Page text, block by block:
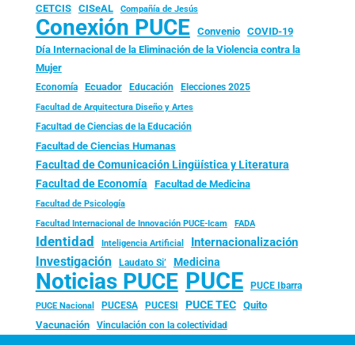
CETCIS CISeAL Compañía de Jesús
Conexión PUCE Convenio
COVID-19
Día Internacional de la Eliminación de la Violencia contra la
Mujer
Economía Ecuador Educación Elecciones 2025
Facultad de Arquitectura Diseño y Artes
Facultad de Ciencias de la Educación
Facultad de Ciencias Humanas
Facultad de Comunicación Lingüística y Literatura
Facultad de Economía Facultad de Medicina
Facultad de Psicología
Facultad Internacional de Innovación PUCE-Icam FADA
Identidad Inteligencia Artificial Internacionalización
Investigación Laudato Si’ Medicina
Noticias PUCE PUCE PUCE Ibarra
PUCE Nacional PUCESA PUCESI PUCE TEC
Quito
Vacunación
Vinculación con la colectividad